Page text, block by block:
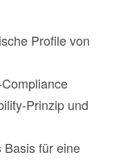
Profile von
Prinzip und
Basis für eine